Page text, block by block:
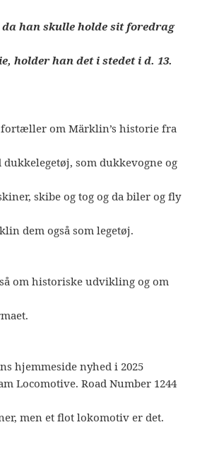
han skulle holde sit foredrag
holder han det i stedet i d. 13.
om Märklin’s historie fra
dukkelegetøj, som dukkevogne og
skibe og tog og da biler og fly
dem også som legetøj.
om historiske udvikling og om
hjemmeside nyhed i 2025
Locomotive. Road Number 1244
men et flot lokomotiv er det.